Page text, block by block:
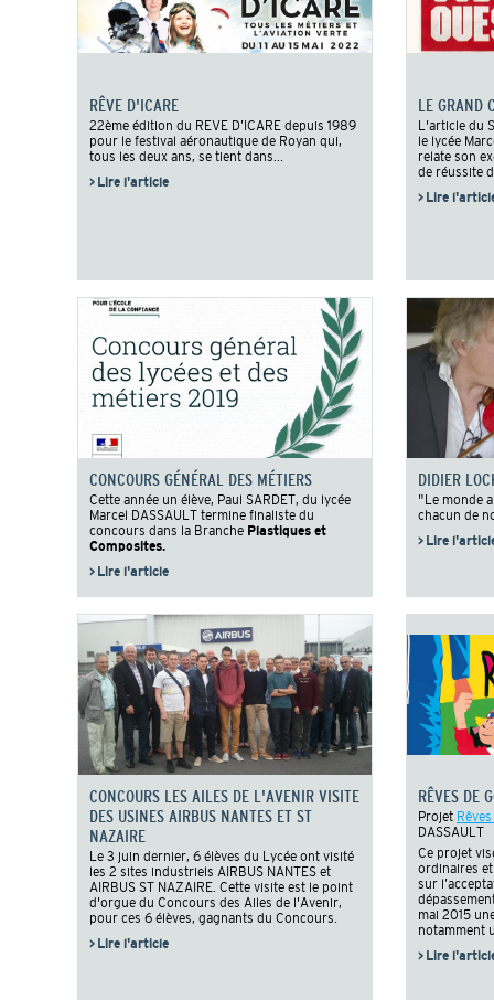
RÊVE D'ICARE
22ème édition du REVE D’ICARE depuis 1989
pour le festival aéronautique de Royan qui,
tous les deux ans, se tient dans...
> Lire l'article
LE GRAND
L'article du
le lycée
relate son
de réussite
> Lire
CONCOURS GÉNÉRAL DES MÉTIERS
Cette année un élève, Paul SARDET, du lycée
Marcel DASSAULT termine finaliste du
concours dans la Branche Plastiques et
Composites.
> Lire l'article
DIDIER
"Le monde
chacun de
> Lire
CONCOURS LES AILES DE L'AVENIR VISITE
DES USINES AIRBUS NANTES ET ST
NAZAIRE
Le 3 juin dernier, 6 élèves du Lycée ont visité
les 2 sites industriels AIRBUS NANTES et
AIRBUS ST NAZAIRE. Cette visite est le point
d'orgue du Concours des Ailes de l'Avenir,
pour ces 6 élèves, gagnants du Concours.
> Lire l'article
RÊVES DE
Projet
DASSAULT
Ce projet
ordinaires
sur
mai 2015
notamment
> Lire